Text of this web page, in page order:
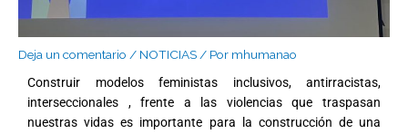
Deja un comentario / NOTICIAS / Por mhumanao
Construir modelos feministas inclusivos, antirracistas,
interseccionales , frente a las violencias que traspasan
nuestras vidas es importante para la construcción de una